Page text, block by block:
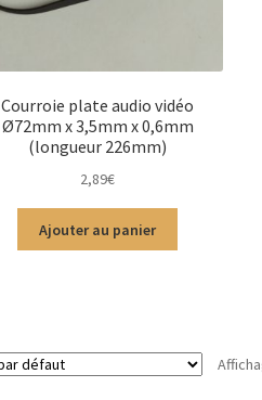
Courroie plate audio vidéo
Ø72mm x 3,5mm x 0,6mm
(longueur 226mm)
2,89€
Ajouter au panier